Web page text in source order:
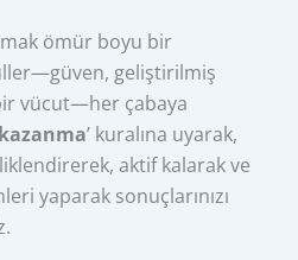
ömür boyu bir
geliştirilmiş
vücut—her çabaya
’ kuralına uyarak,
aktif kalarak ve
yaparak sonuçlarınızı